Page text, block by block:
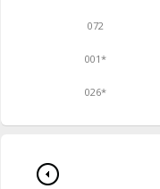
JENNY WATSON
072
001*
026*